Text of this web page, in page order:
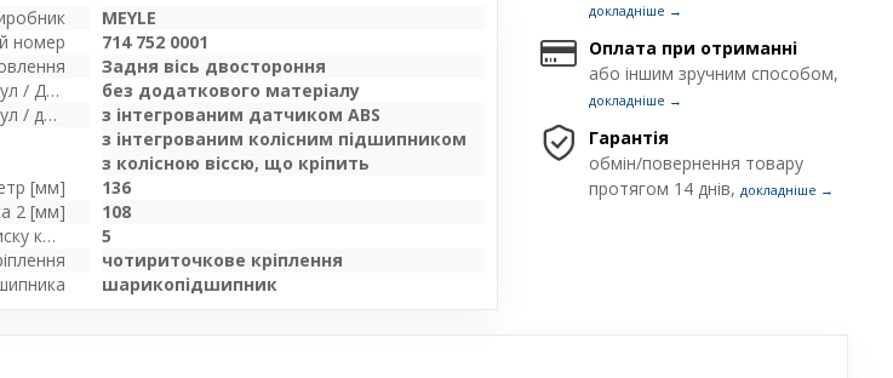
MEYLE
номер
714 752 0001
Задня вісь двостороння
Додатковий артикул / Додаткова інформація
без додаткового матеріалу
Додатковий артикул / додаткова інформація 2
з інтегрованим датчиком ABS
з інтегрованим колісним підшипником
з колісною віссю, що кріпить
[мм]
136
2 [мм]
108
Число отворів у диску колеса
5
чотириточкове кріплення
шарикопідшипник
докладніше →
Оплата при отриманні
або іншим зручним способом,
докладніше →
Гарантія
обмін/повернення товару
протягом 14 днів,докладніше →